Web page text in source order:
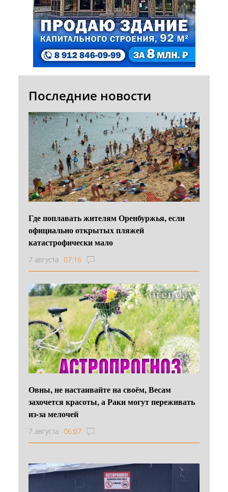
Последние новости
Где поплавать жителям Оренбуржья, если
официально открытых пляжей
катастрофически мало
7 августа 07:16
Овны, не настаивайте на своём, Весам
захочется красоты, а Раки могут переживать
из-за мелочей
7 августа 06:07